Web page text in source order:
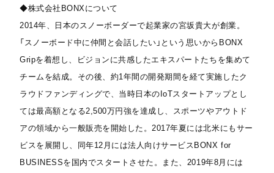
◆株式会社BONXについて
2014年、日本のスノーボーダーで起業家の宮坂貴大が創業。
「スノーボード中に仲間と会話したい」という思いからBONX
Gripを着想し、ビジョンに共感したエキスパートたちを集めて
チームを結成。その後、約1年間の開発期間を経て実施したク
ラウドファンディングで、当時日本のIoTスタートアップとし
ては最高額となる2,500万円強を達成し、スポーツやアウトド
アの領域から一般販売を開始した。2017年夏には北米にもサー
ビスを展開し、同年12月には法人向けサービスBONX for
BUSINESSを国内でスタートさせた。また、2019年8月には